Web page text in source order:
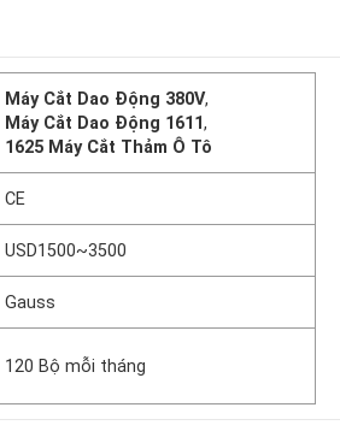
Máy Cắt Dao Động 380V,
Máy Cắt Dao Động 1611,
1625 Máy Cắt Thảm Ô Tô
CE
USD1500~3500
Gauss
120 Bộ mỗi tháng